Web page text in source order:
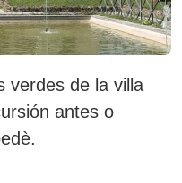
verdes de la villa
antes o